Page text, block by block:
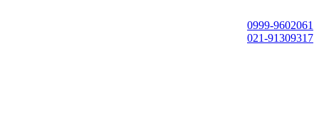
0999-9602061
021-91309317